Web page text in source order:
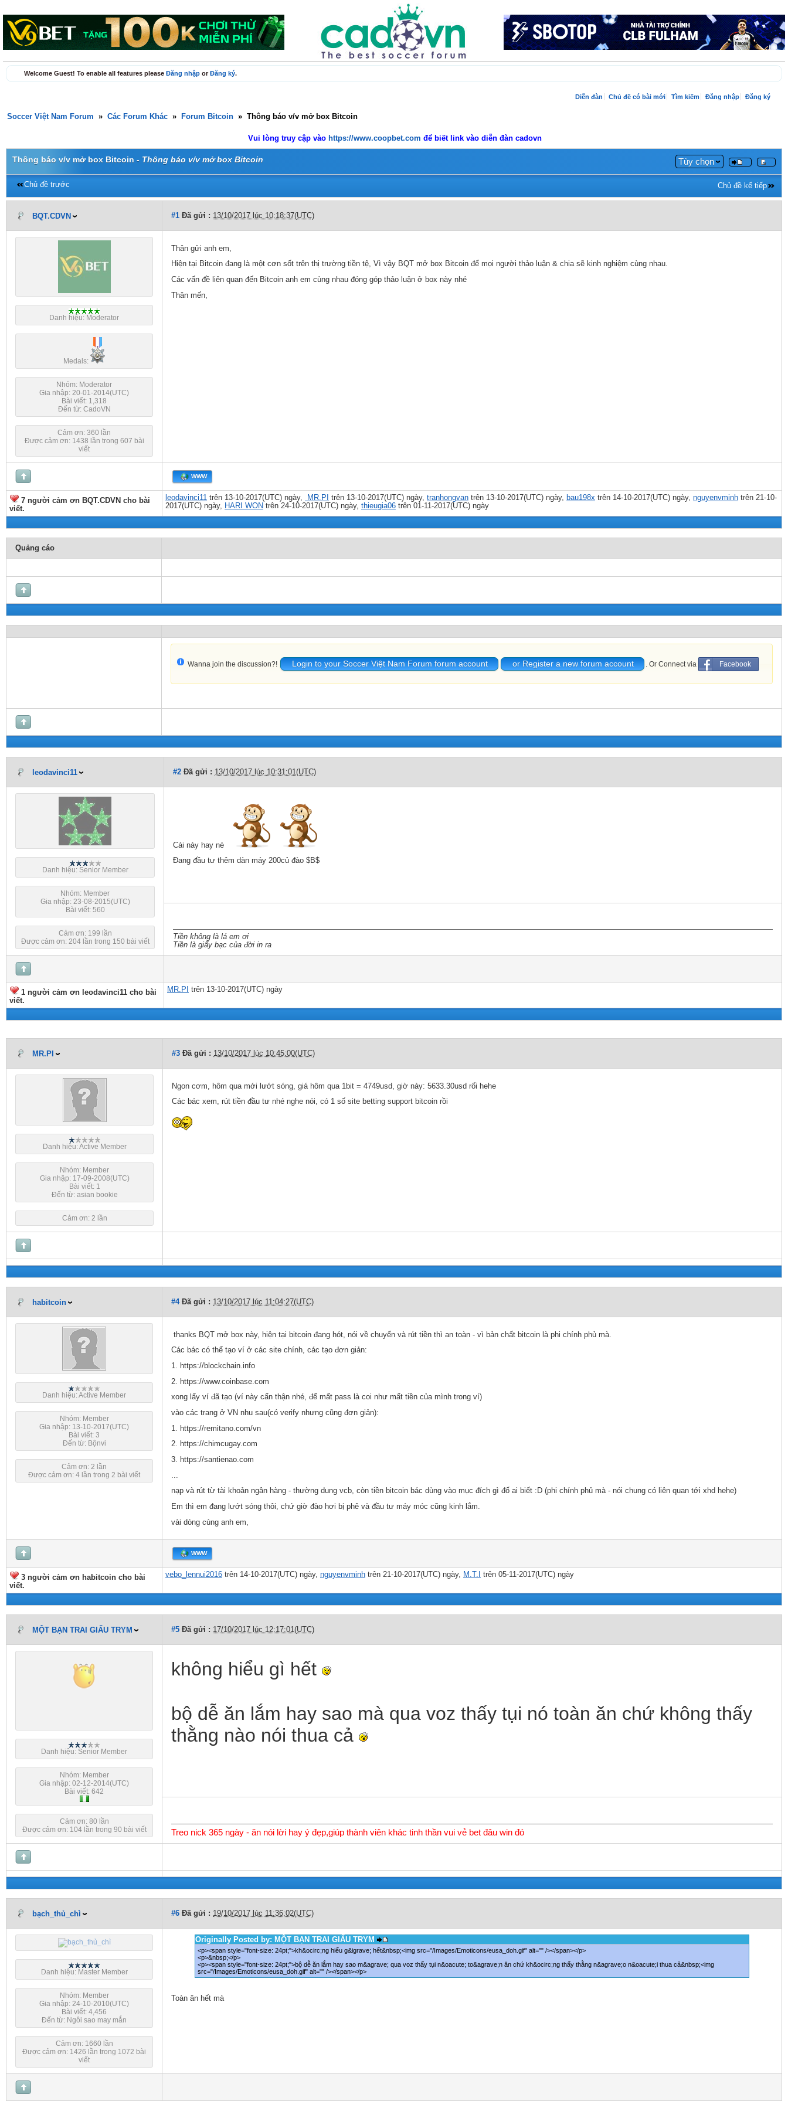
Welcome Guest! To enable all features please Đăng nhập orĐăng ký.
Diễn đàn Chủ đề có bài mới Tìm kiếm Đăng nhập Đăng ký
Soccer Việt Nam Forum » Các Forum Khác » Forum Bitcoin » Thông báo v/v mở box Bitcoin
Vui lòng truy cập vào https://www.coopbet.comđể biết link vào diễn đàn cadovn
Thông báo v/v mở box Bitcoin - Thông báo v/v mở box Bitcoin Tùy chọn
Chủ đề trước Chủ đề kế tiếp
BQT.CDVN #1 Đã gửi : 13/10/2017 lúc 10:18:37(UTC)
Danh hiệu: Moderator
Medals:
Nhóm: Moderator
Gia nhập: 20-01-2014(UTC)
Bài viết: 1,318
Đến từ: CadoVN
Cảm ơn: 360 lần
Được cảm ơn: 1438 lần trong 607 bài
viết
Thân gửi anh em,
Hiện tại Bitcoin đang là một cơn sốt trên thị trường tiền tệ, Vì vậy BQT mở box Bitcoin để mọi người thảo luận & chia sẽ kinh nghiệm cùng nhau.
Các vấn đề liên quan đến Bitcoin anh em cùng nhau đóng góp thảo luận ở box này nhé
Thân mến,
WWW
7 người cảm ơn BQT.CDVN cho bài
viết.
leodavinci11 trên 13-10-2017(UTC) ngày, MR.PI trên 13-10-2017(UTC) ngày, tranhongvan trên 13-10-2017(UTC) ngày, bau198x trên 14-10-2017(UTC) ngày, nguyenvminh trên 21-10-
2017(UTC) ngày, HARI WON trên 24-10-2017(UTC) ngày, thieugia06 trên 01-11-2017(UTC) ngày
Quảng cáo
Wanna join the discussion?! Login to your Soccer Việt Nam Forum forum account or Register a new forum account . Or Connect via Facebook
leodavinci11 #2 Đã gửi : 13/10/2017 lúc 10:31:01(UTC)
Danh hiệu: Senior Member
Nhóm: Member
Gia nhập: 23-08-2015(UTC)
Bài viết: 560
Cảm ơn: 199 lần
Được cảm ơn: 204 lần trong 150 bài viết
Cái này hay nè
Đang đầu tư thêm dàn máy 200củ đào $B$
Tiền không là lá em ơi
Tiền là giấy bạc của đời in ra
1 người cảm ơn leodavinci11 cho bài
viết.
MR.PI trên 13-10-2017(UTC) ngày
MR.PI #3 Đã gửi : 13/10/2017 lúc 10:45:00(UTC)
Danh hiệu: Active Member
Nhóm: Member
Gia nhập: 17-09-2008(UTC)
Bài viết: 1
Đến từ: asian bookie
Cảm ơn: 2 lần
Ngon cơm, hôm qua mới lướt sóng, giá hôm qua 1bit = 4749usd, giờ này: 5633.30usd rối hehe
Các bác xem, rút tiền đầu tư nhé nghe nói, có 1 số site betting support bitcoin rồi
habitcoin #4Đã gửi : 13/10/2017 lúc 11:04:27(UTC)
Danh hiệu: Active Member
Nhóm: Member
Gia nhập: 13-10-2017(UTC)
Bài viết: 3
Đến từ: Bộnvi
Cảm ơn: 2 lần
Được cảm ơn: 4 lần trong 2 bài viết
thanks BQT mở box này, hiện tại bitcoin đang hót, nói về chuyển và rút tiền thì an toàn - vì bản chất bitcoin là phi chính phủ mà.
Các bác có thể tạo ví ở các site chính, các tạo đơn giản:
1. https://blockchain.info
2. https://www.coinbase.com
xong lấy ví đã tạo (ví này cẩn thận nhé, để mất pass là coi như mất tiền của mình trong ví)
vào các trang ở VN nhu sau(có verify nhưng cũng đơn giản):
1. https://remitano.com/vn
2. https://chimcugay.com
3. https://santienao.com
nạp và rút từ tài khoản ngân hàng - thường dung vcb, còn tiền bitcoin bác dùng vào mục đích gì đố ai biết :D (phi chính phủ mà - nói chung có liên quan tới xhd hehe)
Em thì em đang lướt sóng thôi, chứ giờ đào hơi bị phê và đầu tư máy móc cũng kinh lắm.
vài dòng cùng anh em,
WWW
3 người cảm ơn habitcoin cho bài
viết.
vebo_lennui2016 trên 14-10-2017(UTC) ngày, nguyenvminh trên 21-10-2017(UTC) ngày, M.T.I trên 05-11-2017(UTC) ngày
MỘT BẠN TRAI GIẤU TRYM #5 Đã gửi : 17/10/2017 lúc 12:17:01(UTC)
Danh hiệu: Senior Member
Nhóm: Member
Gia nhập: 02-12-2014(UTC)
Bài viết: 642
Cảm ơn: 80 lần
Được cảm ơn: 104 lần trong 90 bài viết
không hiểu gì hết
bộ dễ ăn lắm hay sao mà qua voz thấy tụi nó toàn ăn chứ không thấy
thằng nào nói thua cả
Treo nick 365 ngày - ăn nói lời hay ý đẹp,giúp thành viên khác tinh thần vui vẻ bet đâu win đó
bạch_thủ_chì #6 Đã gửi : 19/10/2017 lúc 11:36:02(UTC)
Danh hiệu: Master Member
Nhóm: Member
Gia nhập: 24-10-2010(UTC)
Bài viết: 4,456
Đến từ: Ngôi sao may mắn
Cảm ơn: 1660 lần
Được cảm ơn: 1426 lần trong 1072 bài
viết
Originally Posted by: MỘT BẠN TRAI GIẤU TRYM
<p><span style="font-size: 24pt;">kh&ocirc;ng hiểu g&igrave; hết&nbsp;<img src="/Images/Emoticons/eusa_doh.gif" alt="" /></span></p>
<p>&nbsp;</p>
<p><span style="font-size: 24pt;">bộ dễ ăn lắm hay sao m&agrave; qua voz thấy tụi n&oacute; to&agrave;n ăn chứ kh&ocirc;ng thấy thằng n&agrave;o n&oacute;i thua cả&nbsp;<img
src="/Images/Emoticons/eusa_doh.gif" alt="" /></span></p>
Toàn ăn hết mà